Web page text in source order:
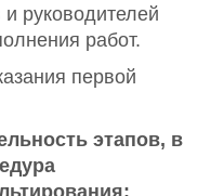
и руководителей
работ.
первой
этапов, в